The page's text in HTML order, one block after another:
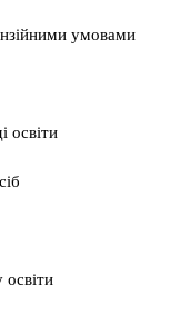
умовами
освіти
освіти